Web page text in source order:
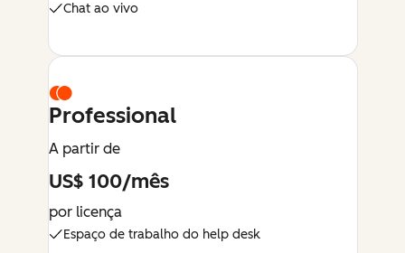
Chat ao vivo
Professional
A partir de
US$ 100/mês
por licença
Espaço de trabalho do help desk